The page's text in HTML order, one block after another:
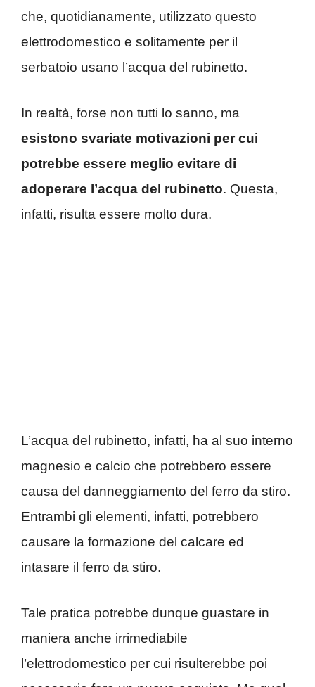
che, quotidianamente, utilizzato questo
elettrodomestico e solitamente per il
serbatoio usano l’acqua del rubinetto.
In realtà, forse non tutti lo sanno, ma
esistono svariate motivazioni per cui
potrebbe essere meglio evitare di
adoperare l’acqua del rubinetto. Questa,
infatti, risulta essere molto dura.
L’acqua del rubinetto, infatti, ha al suo interno
magnesio e calcio che potrebbero essere
causa del danneggiamento del ferro da stiro.
Entrambi gli elementi, infatti, potrebbero
causare la formazione del calcare ed
intasare il ferro da stiro.
Tale pratica potrebbe dunque guastare in
maniera anche irrimediabile
l’elettrodomestico per cui risulterebbe poi